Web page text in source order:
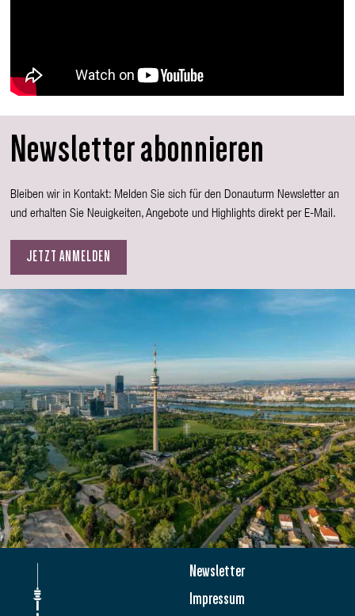
Newsletter abonnieren
Bleiben wir in Kontakt: Melden Sie sich für den Donauturm Newsletter an
und erhalten Sie Neuigkeiten, Angebote und Highlights direkt per E-Mail.
JETZT ANMELDEN
Newsletter
Impressum